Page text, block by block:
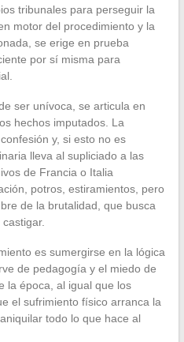
tribunales para perseguir la
motor del procedimiento y la
se erige en prueba
por sí misma para
ser unívoca, se articula en
hechos imputados. La
y, si esto no es
lleva al supliciado a las
de Francia o Italia
potros, estiramientos, pero
de la brutalidad, que busca
es sumergirse en la lógica
de pedagogía y el miedo de
la época, al igual que los
el sufrimiento físico arranca la
todo lo que hace al